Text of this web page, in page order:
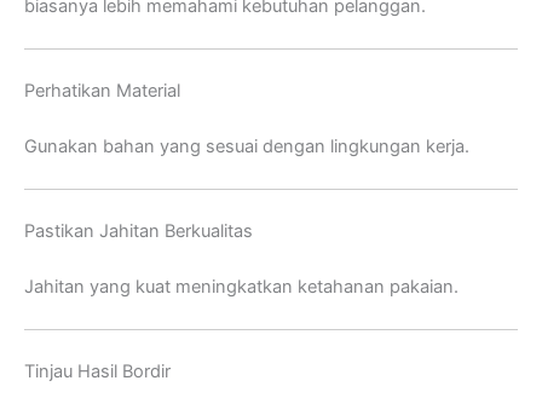
biasanya lebih memahami kebutuhan pelanggan.
Perhatikan Material
Gunakan bahan yang sesuai dengan lingkungan kerja.
Pastikan Jahitan Berkualitas
Jahitan yang kuat meningkatkan ketahanan pakaian.
Tinjau Hasil Bordir